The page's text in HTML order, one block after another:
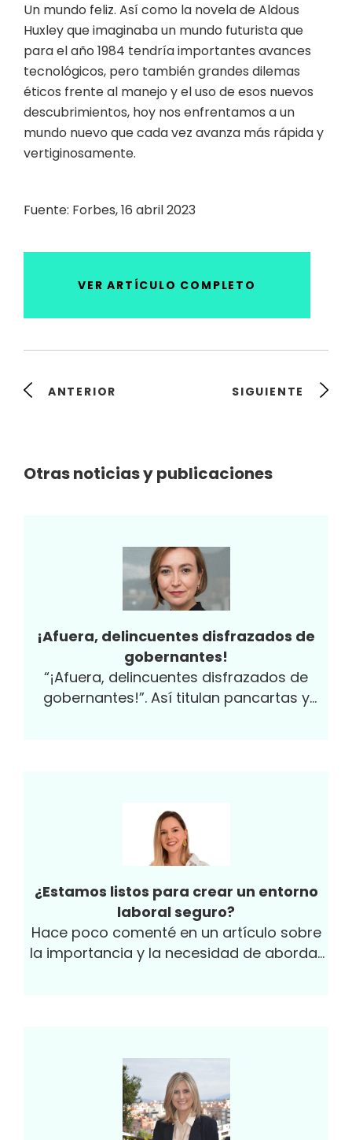
Un mundo feliz. Así como la novela de Aldous
Huxley que imaginaba un mundo futurista que
para el año 1984 tendría importantes avances
tecnológicos, pero también grandes dilemas
éticos frente al manejo y el uso de esos nuevos
descubrimientos, hoy nos enfrentamos a un
mundo nuevo que cada vez avanza más rápida y
vertiginosamente.
Fuente: Forbes, 16 abril 2023
VER ARTÍCULO COMPLETO
ANTERIOR SIGUIENTE
Otras noticias y publicaciones
¡Afuera, delincuentes disfrazados de
gobernantes!
“¡Afuera, delincuentes disfrazados de
gobernantes!”. Así titulan pancartas y
Internacional contra la Corrupción y es así
como debemos recordar y entender este
terrible flagelo: ¡con indignación! Si bien se
desmintió la veracidad de un supuesto
ranking que ubicaba a Colombia en el
puesto número uno a nivel mundial, según
Transparencia Internacional, para 2019 el
país ocupó el deshonroso puesto 96 entre
¿Estamos listos para crear un entorno
laboral seguro?
Hace poco comenté en un artículo sobre
la importancia y la necesidad de abordar
humanos y somos quienes debemos
propiciarlas y adaptarnos a las mismas.